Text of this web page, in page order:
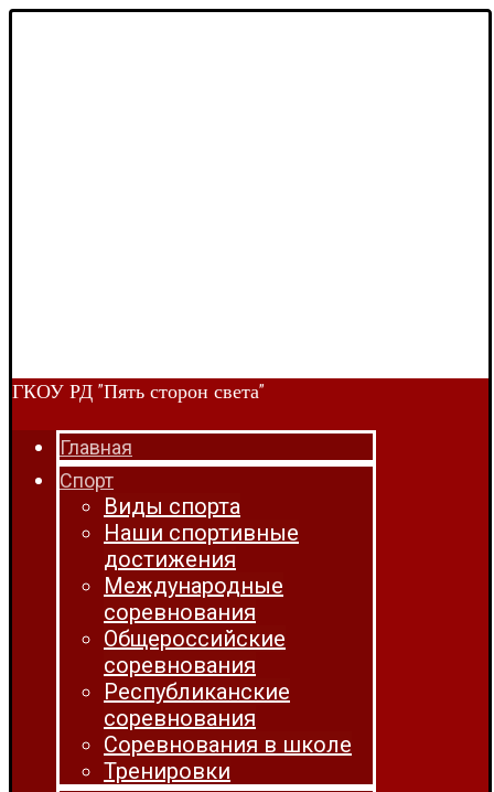
ГКОУ РД "Пять сторон света"
Главная
Спорт
Виды спорта
Наши спортивные
достижения
Международные
соревнования
Общероссийские
соревнования
Республиканские
соревнования
Соревнования в школе
Тренировки